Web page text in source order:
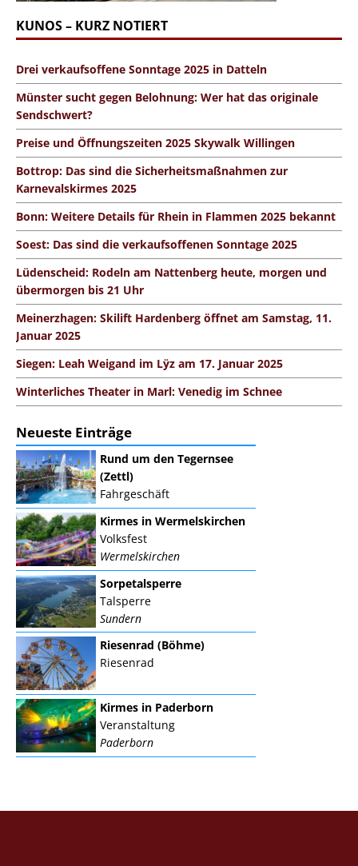
KUNOS – KURZ NOTIERT
Drei verkaufsoffene Sonntage 2025 in Datteln
Münster sucht gegen Belohnung: Wer hat das originale
Sendschwert?
Preise und Öffnungszeiten 2025 Skywalk Willingen
Bottrop: Das sind die Sicherheitsmaßnahmen zur
Karnevalskirmes 2025
Bonn: Weitere Details für Rhein in Flammen 2025 bekannt
Soest: Das sind die verkaufsoffenen Sonntage 2025
Lüdenscheid: Rodeln am Nattenberg heute, morgen und
übermorgen bis 21 Uhr
Meinerzhagen: Skilift Hardenberg öffnet am Samstag, 11.
Januar 2025
Siegen: Leah Weigand im Lÿz am 17. Januar 2025
Winterliches Theater in Marl: Venedig im Schnee
Neueste Einträge
Rund um den Tegernsee
(Zettl)
Fahrgeschäft
Kirmes in Wermelskirchen
Volksfest
Wermelskirchen
Sorpetalsperre
Talsperre
Sundern
Riesenrad (Böhme)
Riesenrad
Kirmes in Paderborn
Veranstaltung
Paderborn